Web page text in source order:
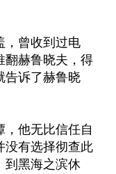
，曾收到过电
翻赫鲁晓夫，得
告诉了赫鲁晓
他无比信任自
没有选择彻查此
到黑海之滨休